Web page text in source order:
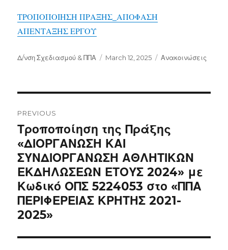
ΤΡΟΠΟΠΟΙΗΣΗ ΠΡΑΞΗΣ_ΑΠΟΦΑΣΗ
ΑΠΕΝΤΑΞΗΣ ΕΡΓΟΥ
Author
Δ/νση Σχεδιασμού & ΠΠΑ
Posted
March 12, 2025 Categories
Ανακοινώσεις
navigation
PREVIOUS
Previous
post:
Τροποποίηση της Πράξης
«ΔΙΟΡΓΑΝΩΣΗ ΚΑΙ
ΣΥΝΔΙΟΡΓΑΝΩΣΗ ΑΘΛΗΤΙΚΩΝ
ΕΚΔΗΛΩΣΕΩΝ ΕΤΟΥΣ 2024» με
Κωδικό ΟΠΣ 5224053 στο «ΠΠΑ
ΠΕΡΙΦΕΡΕΙΑΣ ΚΡΗΤΗΣ 2021-
2025»